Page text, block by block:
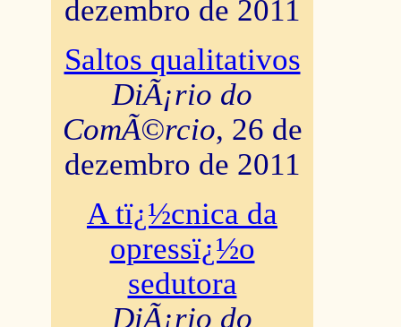
dezembro de 2011
Saltos qualitativos
DiÃ¡rio do
ComÃ©rcio, 26 de
dezembro de 2011
A tï¿½cnica da
opressï¿½o
sedutora
DiÃ¡rio do